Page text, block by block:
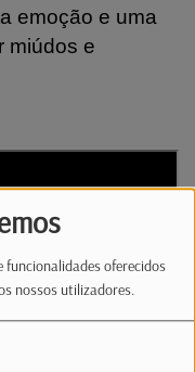
funcionalidades oferecidos
nossos utilizadores.
emoção e uma
miúdos e